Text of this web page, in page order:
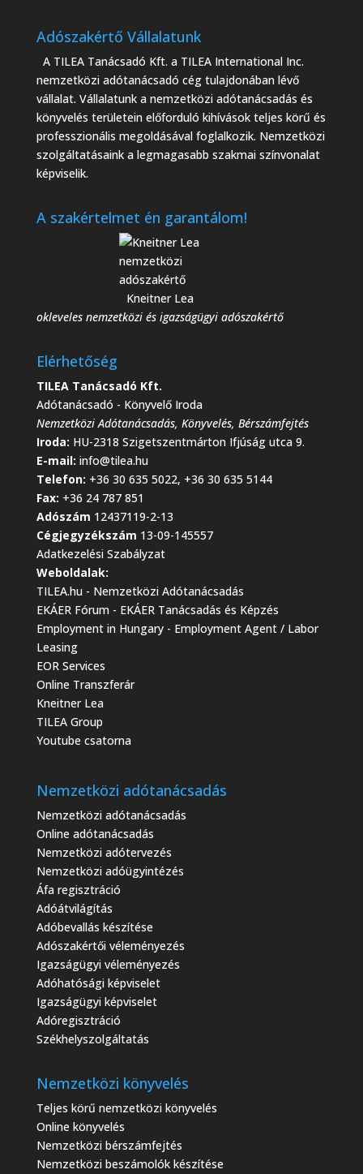
Adószakértő Vállalatunk
A TILEA Tanácsadó Kft. a TILEA International Inc.
nemzetközi adótanácsadó cég tulajdonában lévő
vállalat. Vállalatunk a nemzetközi adótanácsadás és
könyvelés területein előforduló kihívások teljes körű és
professzionális megoldásával foglalkozik. Nemzetközi
szolgáltatásaink a legmagasabb szakmai színvonalat
képviselik.
A szakértelmet én garantálom!
Kneitner Lea
okleveles nemzetközi és igazságügyi adószakértő
Elérhetőség
TILEA Tanácsadó Kft.
Adótanácsadó - Könyvelő Iroda
Nemzetközi Adótanácsadás, Könyvelés, Bérszámfejtés
Iroda: HU-2318 Szigetszentmárton Ifjúság utca 9.
E-mail: info@tilea.hu
Telefon: +36 30 635 5022, +36 30 635 5144
Fax: +36 24 787 851
Adószám 12437119-2-13
Cégjegyzékszám 13-09-145557
Adatkezelési Szabályzat
Weboldalak:
TILEA.hu - Nemzetközi Adótanácsadás
EKÁER Fórum - EKÁER Tanácsadás és Képzés
Employment in Hungary - Employment Agent / Labor
Leasing
EOR Services
Online Transzferár
Kneitner Lea
TILEA Group
Youtube csatorna
Nemzetközi adótanácsadás
Nemzetközi adótanácsadás
Online adótanácsadás
Nemzetközi adótervezés
Nemzetközi adóügyintézés
Áfa regisztráció
Adóátvilágítás
Adóbevallás készítése
Adószakértői véleményezés
Igazságügyi véleményezés
Adóhatósági képviselet
Igazságügyi képviselet
Adóregisztráció
Székhelyszolgáltatás
Nemzetközi könyvelés
Teljes körű nemzetközi könyvelés
Online könyvelés
Nemzetközi bérszámfejtés
Nemzetközi beszámolók készítése